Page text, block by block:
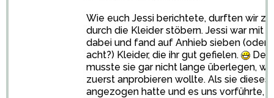
Wie euch Jessi berichtete, durften wir
durch die Kleider stöbern. Jessi war mit
dabei und fand auf Anhieb sieben (oder
acht?) Kleider, die ihr gut gefielen.
musste sie gar nicht lange überlegen,
zuerst anprobieren wollte. Als sie dieses
angezogen hatte und es uns vorführte,